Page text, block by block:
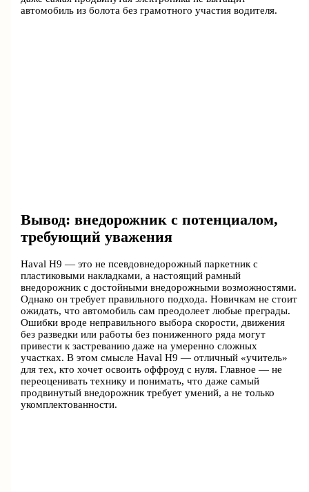
автомобиль из болота без грамотного участия водителя.
Вывод: внедорожник с потенциалом,
требующий уважения
Haval H9 — это не псевдовнедорожный паркетник с
пластиковыми накладками, а настоящий рамный
внедорожник с достойными внедорожными возможностями.
Однако он требует правильного подхода. Новичкам не стоит
ожидать, что автомобиль сам преодолеет любые преграды.
Ошибки вроде неправильного выбора скорости, движения
без разведки или работы без пониженного ряда могут
привести к застреванию даже на умеренно сложных
участках. В этом смысле Haval H9 — отличный «учитель»
для тех, кто хочет освоить оффроуд с нуля. Главное — не
переоценивать технику и понимать, что даже самый
продвинутый внедорожник требует умений, а не только
укомплектованности.